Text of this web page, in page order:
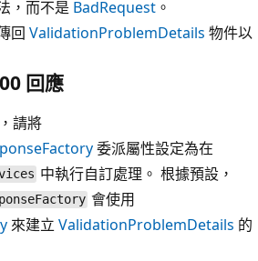
，而不是 BadRequest 。
回ValidationProblemDetails 物件以
回應
請將
委派屬性設定為在
中執行自訂處理。 根據預設，
會使用
來建立 ValidationProblemDetails 的